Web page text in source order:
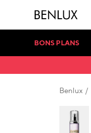
BONS PLANS
Benlux /